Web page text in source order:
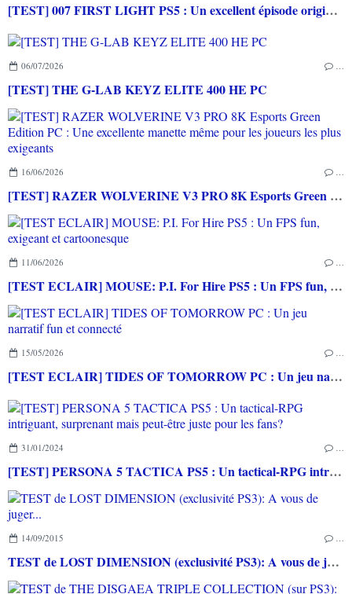
[TEST] 007 FIRST LIGHT PS5 : Un excellent épisode original de James Bond avec le savoir-faire de IO INTERACTIVE
06/07/2026 …
[TEST] THE G-LAB KEYZ ELITE 400 HE PC
16/06/2026 …
[TEST] RAZER WOLVERINE V3 PRO 8K Esports Green Edition PC : Une excellente manette même pour les joueurs les plus exigeants
11/06/2026 …
[TEST ECLAIR] MOUSE: P.I. For Hire PS5 : Un FPS fun, exigeant et cartoonesque
15/05/2026 …
[TEST ECLAIR] TIDES OF TOMORROW PC : Un jeu narratif fun et connecté
31/01/2024 …
[TEST] PERSONA 5 TACTICA PS5 : Un tactical-RPG intriguant, surprenant mais peut-être juste pour les fans?
14/09/2015 …
TEST de LOST DIMENSION (exclusivité PS3): A vous de juger...